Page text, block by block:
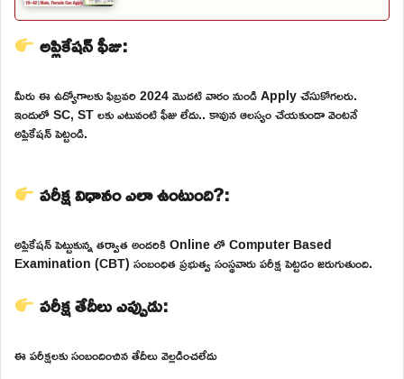
అప్లికేషన్ ఫీజు:
మీరు ఈ ఉద్యోగాలకు ఫిబ్రవరి 2024 మొదటి వారం నుండి Apply చేసుకోగలరు.
ఇందులో SC, ST లకు ఎటువంటి ఫీజు లేదు.. కావున ఆలస్యం చేయకుండా వెంటనే
అప్లికేషన్ పెట్టండి.
పరీక్ష విధానం ఎలా ఉంటుంది?:
అప్లికేషన్ పెట్టుకున్న తర్వాత అందరికి Online లో Computer Based
Examination (CBT) సంబంధిత ప్రభుత్వ సంస్థవారు పరీక్ష పెట్టడం జరుగుతుంది.
పరీక్ష తేదీలు ఎప్పుడు:
ఈ పరీక్షలకు సంబందించిన తేదీలు వెల్లడించలేదు